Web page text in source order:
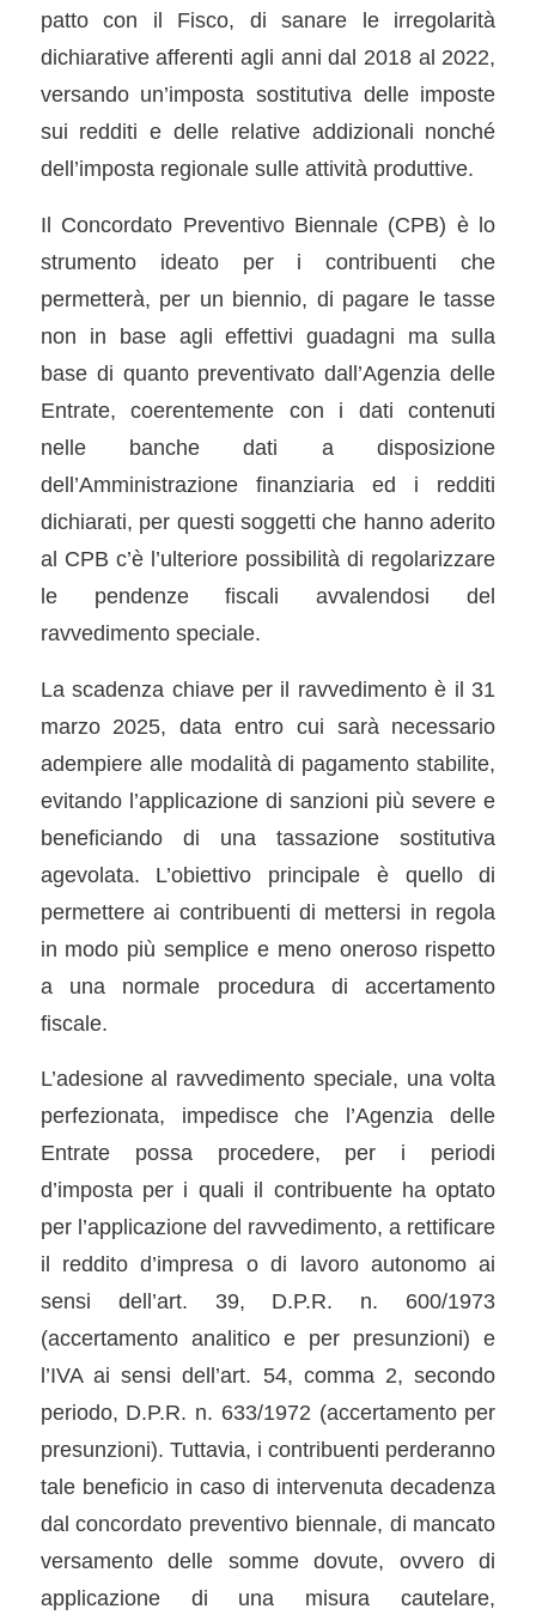
patto con il Fisco, di sanare le irregolarità
dichiarative afferenti agli anni dal 2018 al 2022,
versando un’imposta sostitutiva delle imposte
sui redditi e delle relative addizionali nonché
dell’imposta regionale sulle attività produttive.
Il Concordato Preventivo Biennale (CPB) è lo
strumento ideato per i contribuenti che
permetterà, per un biennio, di pagare le tasse
non in base agli effettivi guadagni ma sulla
base di quanto preventivato dall’Agenzia delle
Entrate, coerentemente con i dati contenuti
nelle banche dati a disposizione
dell’Amministrazione finanziaria ed i redditi
dichiarati, per questi soggetti che hanno aderito
al CPB c’è l’ulteriore possibilità di regolarizzare
le pendenze fiscali avvalendosi del
ravvedimento speciale.
La scadenza chiave per il ravvedimento è il 31
marzo 2025, data entro cui sarà necessario
adempiere alle modalità di pagamento stabilite,
evitando l’applicazione di sanzioni più severe e
beneficiando di una tassazione sostitutiva
agevolata. L’obiettivo principale è quello di
permettere ai contribuenti di mettersi in regola
in modo più semplice e meno oneroso rispetto
a una normale procedura di accertamento
fiscale.
L’adesione al ravvedimento speciale, una volta
perfezionata, impedisce che l’Agenzia delle
Entrate possa procedere, per i periodi
d’imposta per i quali il contribuente ha optato
per l’applicazione del ravvedimento, a rettificare
il reddito d’impresa o di lavoro autonomo ai
sensi dell’art. 39, D.P.R. n. 600/1973
(accertamento analitico e per presunzioni) e
l’IVA ai sensi dell’art. 54, comma 2, secondo
periodo, D.P.R. n. 633/1972 (accertamento per
presunzioni). Tuttavia, i contribuenti perderanno
tale beneficio in caso di intervenuta decadenza
dal concordato preventivo biennale, di mancato
versamento delle somme dovute, ovvero di
applicazione di una misura cautelare,